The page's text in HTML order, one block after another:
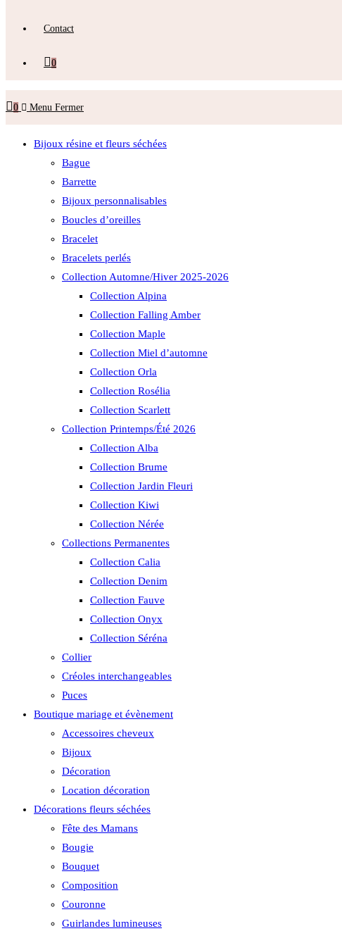
Contact
0
0 Menu Fermer
Bijoux résine et fleurs séchées
Bague
Barrette
Bijoux personnalisables
Boucles d’oreilles
Bracelet
Bracelets perlés
Collection Automne/Hiver 2025-2026
Collection Alpina
Collection Falling Amber
Collection Maple
Collection Miel d’automne
Collection Orla
Collection Rosélia
Collection Scarlett
Collection Printemps/Été 2026
Collection Alba
Collection Brume
Collection Jardin Fleuri
Collection Kiwi
Collection Nérée
Collections Permanentes
Collection Calia
Collection Denim
Collection Fauve
Collection Onyx
Collection Séréna
Collier
Créoles interchangeables
Puces
Boutique mariage et évènement
Accessoires cheveux
Bijoux
Décoration
Location décoration
Décorations fleurs séchées
Fête des Mamans
Bougie
Bouquet
Composition
Couronne
Guirlandes lumineuses